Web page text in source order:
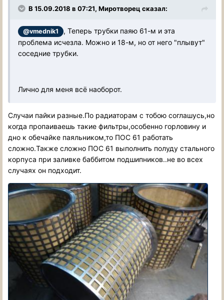
В 15.09.2018 в 07:21, Миротворец сказал:
@vmednik1
, Теперь трубки паяю 61-м и эта
проблема исчезла. Можно и 18-м, но от него "плывут"
соседние трубки.
Лично для меня всё наоборот.
Случаи пайки разные.По радиаторам с тобою соглашусь,но
когда пропаиваешь такие фильтры,особенно горловину и
дно к обечайке паяльником,то ПОС 61 работать
сложно.Также сложно ПОС 61 выполнить полуду стального
корпуса при заливке баббитом подшипников..не во всех
случаях он подходит.